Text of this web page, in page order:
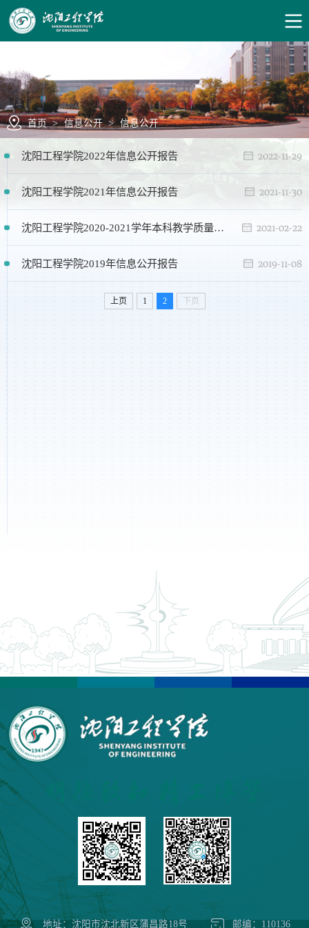
首页 > 信息公开 > 信息公开
沈阳工程学院2022年信息公开报告 2022-11-29
沈阳工程学院2021年信息公开报告 2021-11-30
沈阳工程学院2020-2021学年本科教学质量报告 2021-02-22
沈阳工程学院2019年信息公开报告 2019-11-08
上页 1 2 下页
地址：沈阳市沈北新区蒲昌路18号 邮编：110136